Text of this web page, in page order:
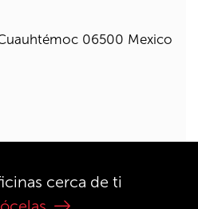
06500 Mexico
cerca de ti